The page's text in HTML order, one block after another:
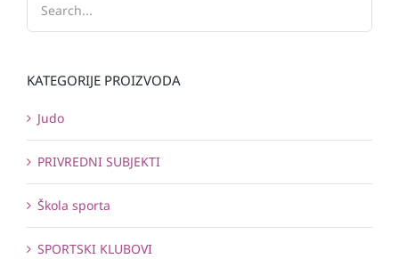
KATEGORIJE PROIZVODA
Judo
PRIVREDNI SUBJEKTI
Škola sporta
SPORTSKI KLUBOVI